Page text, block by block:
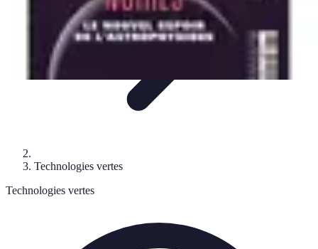
Technologies vertes
Technologies vertes